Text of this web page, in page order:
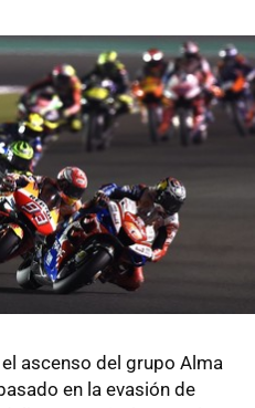
el ascenso del grupo Alma
en la evasión de